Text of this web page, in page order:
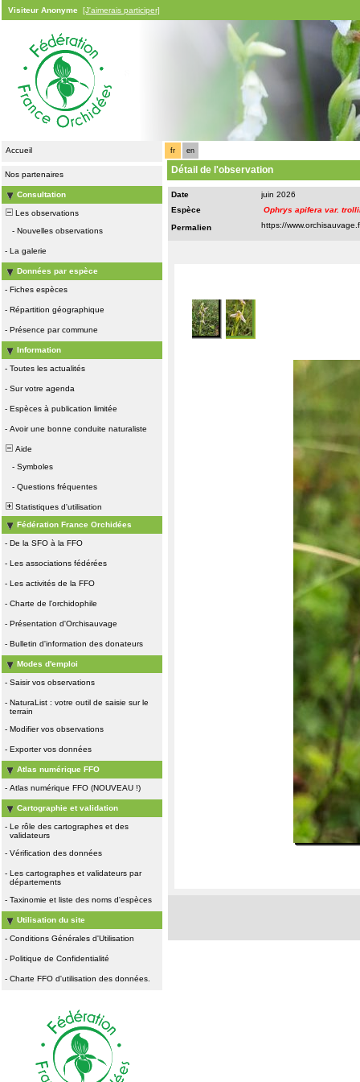
Visiteur Anonyme [J'aimerais participer]
Accueil
Nos partenaires
Consultation
Les observations
- Nouvelles observations
- La galerie
Données par espèce
- Fiches espèces
- Répartition géographique
- Présence par commune
Information
- Toutes les actualités
- Sur votre agenda
- Espèces à publication limitée
- Avoir une bonne conduite naturaliste
Aide
- Symboles
- Questions fréquentes
Statistiques d'utilisation
Fédération France Orchidées
- De la SFO à la FFO
- Les associations fédérées
- Les activités de la FFO
- Charte de l'orchidophile
- Présentation d'Orchisauvage
- Bulletin d'information des donateurs
Modes d'emploi
- Saisir vos observations
- NaturaList : votre outil de saisie sur le
terrain
- Modifier vos observations
- Exporter vos données
Atlas numérique FFO
- Atlas numérique FFO (NOUVEAU !)
Cartographie et validation
- Le rôle des cartographes et des
validateurs
- Vérification des données
- Les cartographes et validateurs par
départements
- Taxinomie et liste des noms d'espèces
Utilisation du site
- Conditions Générales d'Utilisation
- Politique de Confidentialité
- Charte FFO d'utilisation des données.
fr en
Détail de l'observation
Date
juin 2026
Espèce
Ophrys apifera var.
Permalien